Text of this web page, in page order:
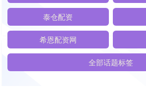
泰仓配资
希恩配资网
全部话题标签